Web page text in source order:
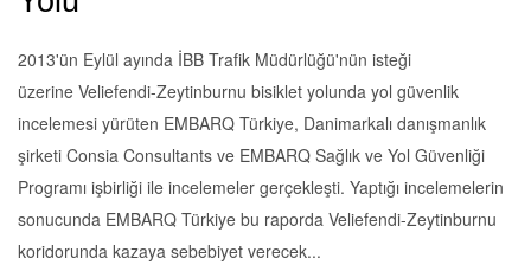
2013'ün Eylül ayında İBB Trafik Müdürlüğü'nün isteği
üzerine Veliefendi-Zeytinburnu bisiklet yolunda yol güvenlik
incelemesi yürüten EMBARQ Türkiye, Danimarkalı danışmanlık
şirketi Consia Consultants ve EMBARQ Sağlık ve Yol Güvenliği
Programı işbirliği ile incelemeler gerçekleşti. Yaptığı incelemelerin
sonucunda EMBARQ Türkiye bu raporda Veliefendi-Zeytinburnu
koridorunda kazaya sebebiyet verecek...